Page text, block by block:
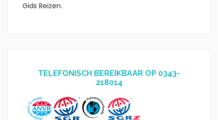
Gids Reizen.
TELEFONISCH BEREIKBAAR OP 0343-
218014